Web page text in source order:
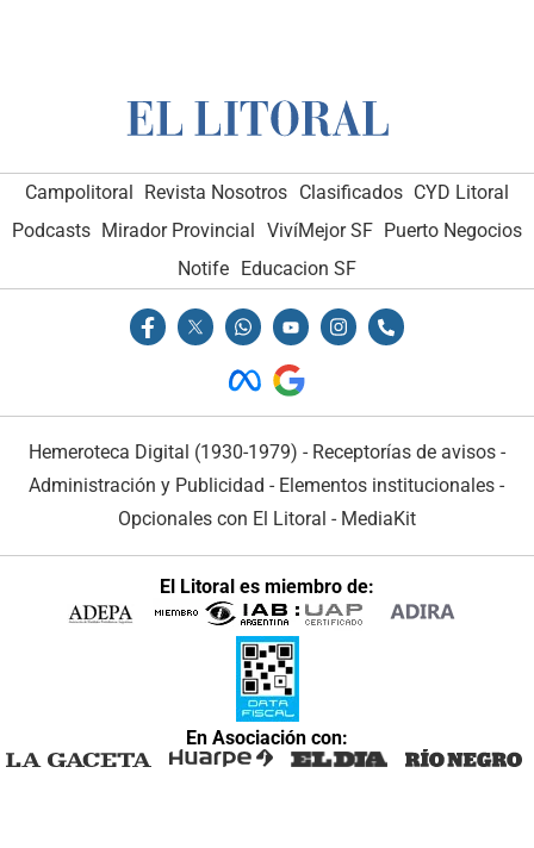
Campolitoral Revista Nosotros Clasificados CYD Litoral
Podcasts Mirador Provincial VivíMejor SF Puerto Negocios
Notife
Educacion SF
Hemeroteca Digital (1930-1979) - Receptorías de avisos -
Administración y Publicidad - Elementos institucionales -
Opcionales con El Litoral - MediaKit
El Litoral es miembro de:
En Asociación con: